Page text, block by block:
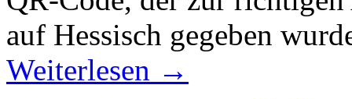
auf Hessisch gegeben
Weiterlesen →